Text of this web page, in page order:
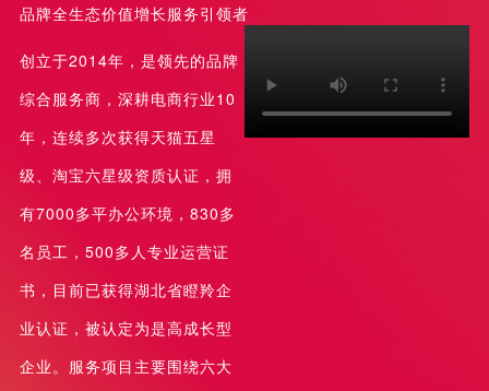
品牌全生态价值增长服务引领者
创立于2014年，是领先的品牌
综合服务商，深耕电商行业10
年，连续多次获得天猫五星
级、淘宝六星级资质认证，拥
有7000多平办公环境，830多
名员工，500多人专业运营证
书，目前已获得湖北省瞪羚企
业认证，被认定为是高成长型
企业。服务项目主要围绕六大